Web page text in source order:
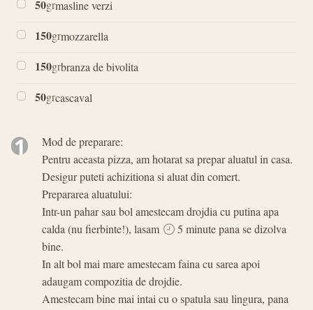
50grmasline verzi
150grmozzarella
150grbranza de bivolita
50grcascaval
1
Mod de preparare:
Pentru aceasta pizza, am hotarat sa prepar aluatul in casa.
Desigur puteti achizitiona si aluat din comert.
Prepararea aluatului:
Intr-un pahar sau bol amestecam drojdia cu putina apa
calda (nu fierbinte!), lasam
5 minute pana se dizolva
bine.
In alt bol mai mare amestecam faina cu sarea apoi
adaugam compozitia de drojdie.
Amestecam bine mai intai cu o spatula sau lingura, pana